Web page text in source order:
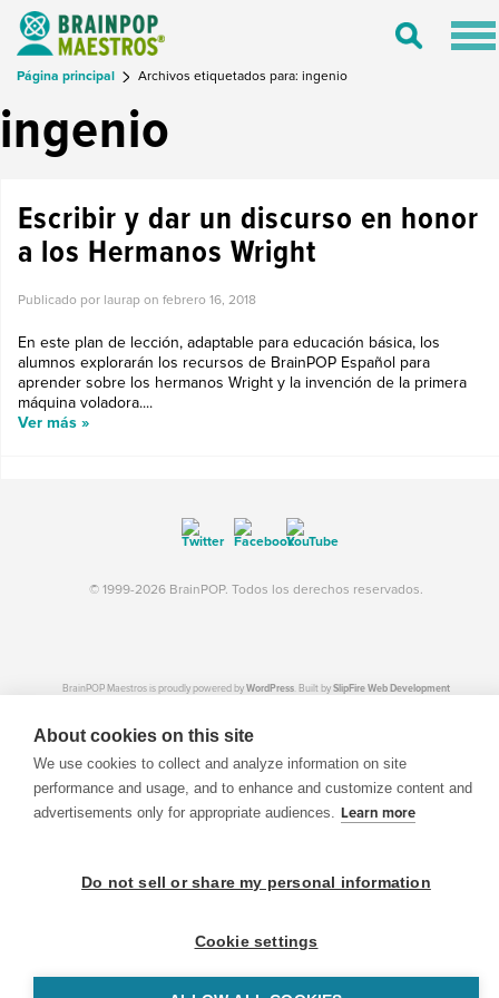
Toggle
Página principal Archivos etiquetados para: ingenio
ingenio
Escribir y dar un discurso en honor
a los Hermanos Wright
Publicado por laurap on febrero 16, 2018
En este plan de lección, adaptable para educación básica, los
alumnos explorarán los recursos de BrainPOP Español para
aprender sobre los hermanos Wright y la invención de la primera
máquina voladora....
Ver más »
© 1999-2026 BrainPOP. Todos los derechos reservados.
BrainPOP Maestros is proudly powered byWordPress. Built bySlipFire Web Development
About cookies on this site
We use cookies to collect and analyze information on site
performance and usage, and to enhance and customize content and
advertisements only for appropriate audiences. Learn more
Do not sell or share my personal information
Cookie settings